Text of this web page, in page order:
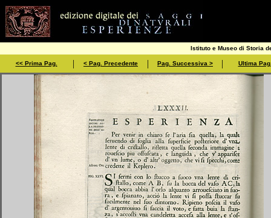
Istituto e Museo di Storia
<< Prima Pag. | < Pag. Precedente | Pag. Successiva > | Ultima